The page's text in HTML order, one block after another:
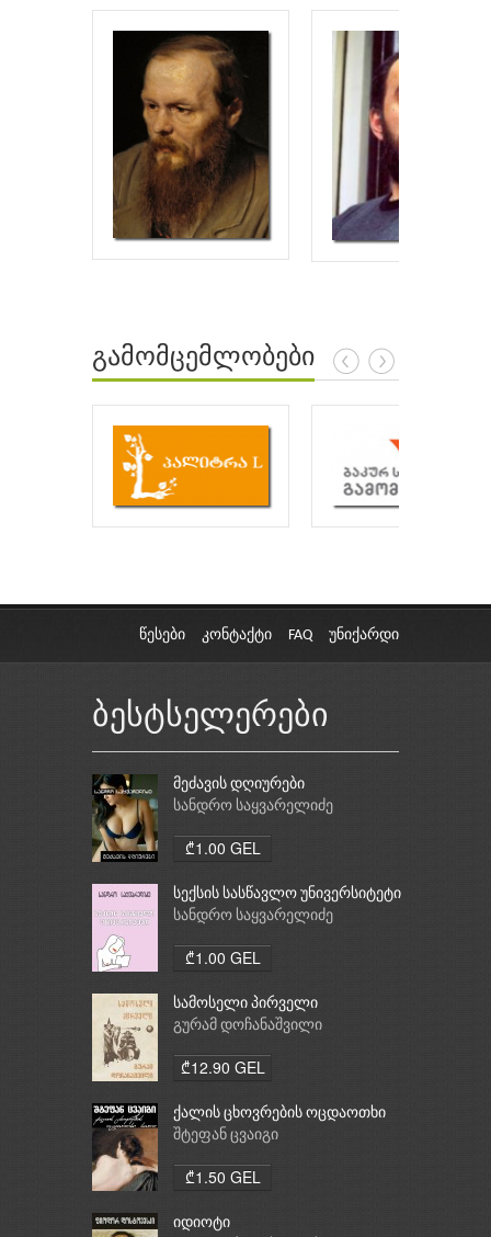
გამომცემლობები
წესები კონტაქტი FAQ უნიქარდი
ბესტსელერები
მეძავის დღიურები
სანდრო საყვარელიძე
₾1.00 GEL
სექსის სასწავლო უნივერსიტეტი
სანდრო საყვარელიძე
₾1.00 GEL
სამოსელი პირველი
გურამ დოჩანაშვილი
₾12.90 GEL
ქალის ცხოვრების ოცდაოთხი
საათი
შტეფან ცვაიგი
₾1.50 GEL
იდიოტი